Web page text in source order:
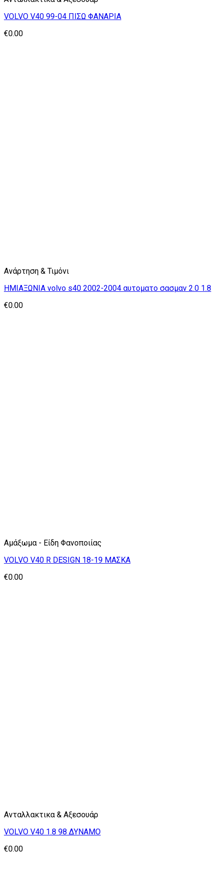
VOLVO V40 99-04 ΠΙΣΩ ΦΑΝΑΡΙΑ
€0.00
Ανάρτηση & Τιμόνι
ΗΜΙΑΞΩΝΙΑ volvo s40 2002-2004 αυτοματο σασμαν 2.0 1.8
€0.00
Αμάξωμα - Είδη Φανοποιίας
VOLVO V40 R DESIGN 18-19 ΜΑΣΚΑ
€0.00
Ανταλλακτικα & Αξεσουάρ
VOLVO V40 1.8 98 ΔΥΝΑΜΟ
€0.00